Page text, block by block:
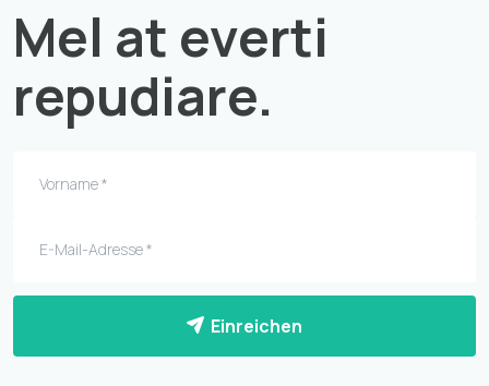
Mel at everti
repudiare.
Einreichen